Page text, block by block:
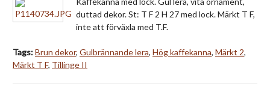
duttad dekor. St: T F 2 H 27 med lock. Märkt T F,
inte att förväxla med T.F.
Tags:Brun dekor, Gulbrännande lera, Hög kaffekanna, Märkt 2,
Märkt T F, Tillinge II